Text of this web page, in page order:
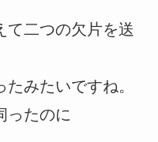
て二つの欠片を送
みたいですね。
ったのに